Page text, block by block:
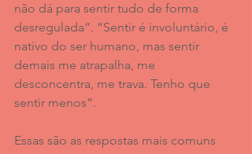
não dá para sentir tudo de forma
desregulada”. “Sentir é involuntário, é
nativo do ser humano, mas sentir
demais me atrapalha, me
desconcentra, me trava. Tenho que
sentir menos”.
Essas são as respostas mais comuns